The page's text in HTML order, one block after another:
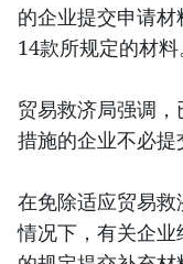
的企业提交申请
14款所规定的材料
贸易救济局强调
措施的企业不必提
在免除适应贸易
情况下，有关企